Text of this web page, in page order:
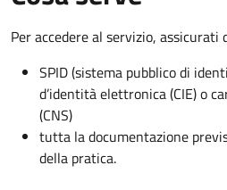
Per accedere al servizio, assicurati
SPID (sistema pubblico di
d’identità elettronica (CIE) o
(CNS)
tutta la documentazione
della pratica.